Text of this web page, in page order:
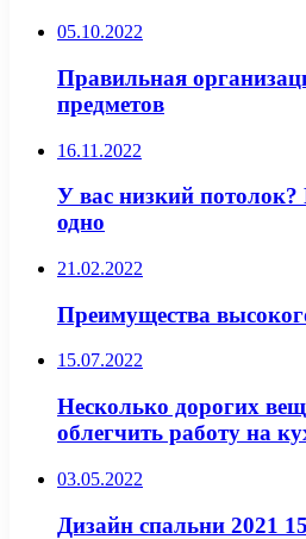
05.10.2022
Правильная
предметов
16.11.2022
У вас низкий потолок?
одно
21.02.2022
Преимущества
15.07.2022
Несколько дорогих
облегчить работу на
03.05.2022
Дизайн спальни 2021